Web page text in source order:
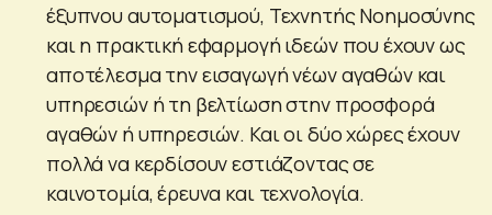
έξυπνου αυτοματισμού, Τεχνητής Νοημοσύνης
και η πρακτική εφαρμογή ιδεών που έχουν ως
αποτέλεσμα την εισαγωγή νέων αγαθών και
υπηρεσιών ή τη βελτίωση στην προσφορά
αγαθών ή υπηρεσιών. Και οι δύο χώρες έχουν
πολλά να κερδίσουν εστιάζοντας σε
καινοτομία, έρευνα και τεχνολογία.